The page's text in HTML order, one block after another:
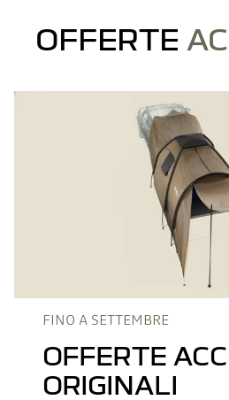
OFFERTE
FINO A SETTEMBRE
OFFERTE
ORIGINALI